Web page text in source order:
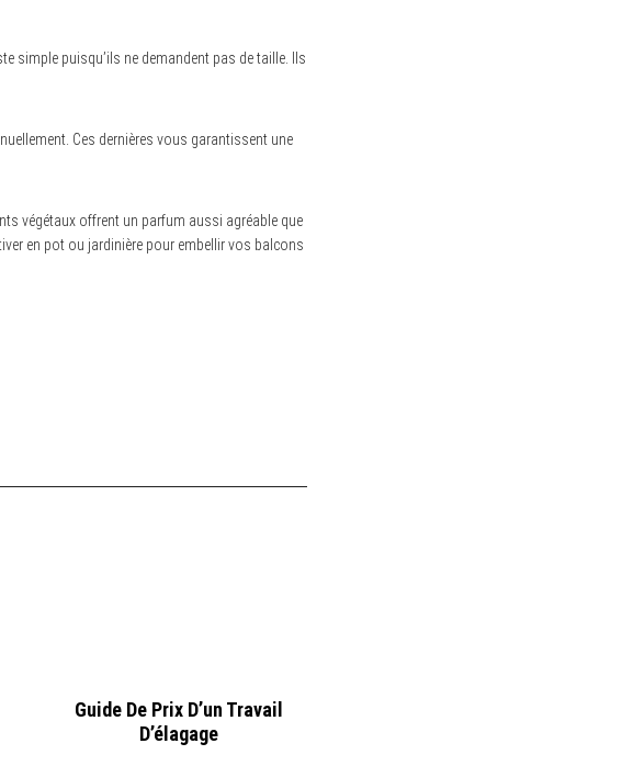
simple puisqu’ils ne demandent pas de taille. Ils
Ces dernières vous garantissent une
végétaux offrent un parfum aussi agréable que
en pot ou jardinière pour embellir vos balcons
Guide De Prix D’un Travail
D’élagage